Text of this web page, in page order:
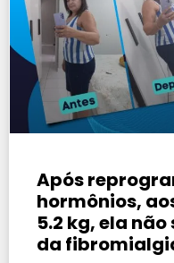
Após
hormônios,
5.2 kg, ela
da